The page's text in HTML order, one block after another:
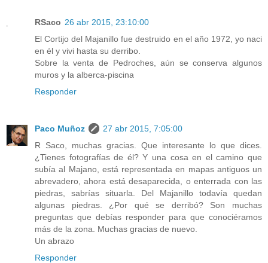
RSaco 26 abr 2015, 23:10:00
El Cortijo del Majanillo fue destruido en el año 1972, yo naci
en él y vivi hasta su derribo.
Sobre la venta de Pedroches, aún se conserva algunos
muros y la alberca-piscina
Responder
Paco Muñoz
27 abr 2015, 7:05:00
R Saco, muchas gracias. Que interesante lo que dices.
¿Tienes fotografías de él? Y una cosa en el camino que
subía al Majano, está representada en mapas antiguos un
abrevadero, ahora está desaparecida, o enterrada con las
piedras, sabrías situarla. Del Majanillo todavía quedan
algunas piedras. ¿Por qué se derribó? Son muchas
preguntas que debías responder para que conociéramos
más de la zona. Muchas gracias de nuevo.
Un abrazo
Responder